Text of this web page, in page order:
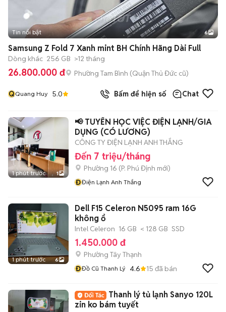
+2
Tin nổi bật 6
Samsung Z Fold 7 Xanh mint BH Chính Hãng Dài Full
Dòng khác 256 GB >12 tháng
26.800.000 đ Phường Tam Bình (Quận Thủ Đức cũ)
QQuang Huy 5.0 Bấm để hiện số Chat
1 phút trước 1
📢 TUYỂN HỌC VIỆC ĐIỆN LẠNH/GIA
DỤNG (CÓ LƯƠNG)
CÔNG TY ĐIỆN LẠNH ANH THẮNG
Đến 7 triệu/tháng
Phường 16 (P. Phú Định mới)
ĐĐiện Lạnh Anh Thắng
1 phút trước 6
Dell F15 Celeron N5095 ram 16G
không ổ
Intel Celeron 16 GB < 128 GB SSD
1.450.000 đ
Phường Tây Thạnh
ĐĐồ Cũ Thanh Lý 4.6 15 đã bán
Thanh lý tủ lạnh Sanyo 120L
zin ko bám tuyết